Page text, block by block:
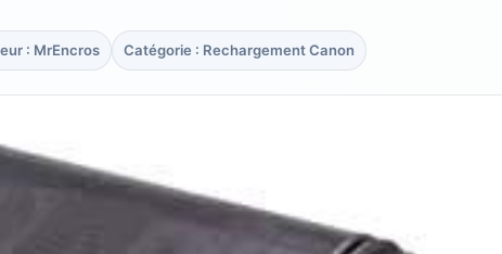
: MrEncros Catégorie : Rechargement Canon